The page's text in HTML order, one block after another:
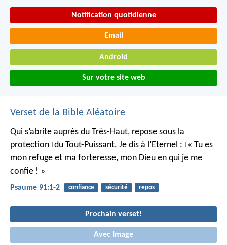
Notification quotidienne
Email
Android
Sur votre site web
Verset de la Bible Aléatoire
Qui s’abrite auprès du Très-Haut, repose sous la
protection du Tout-Puissant. Je dis à l’Eternel :
« Tu es
mon refuge et ma forteresse, mon Dieu en qui je me
confie ! »
Psaume 91:1-2 confiance sécurité repos
Prochain verset!
Avec Image